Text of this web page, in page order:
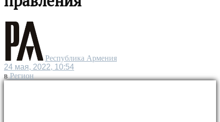
Республика Армения
24 мая, 2022, 10:54
в Регион